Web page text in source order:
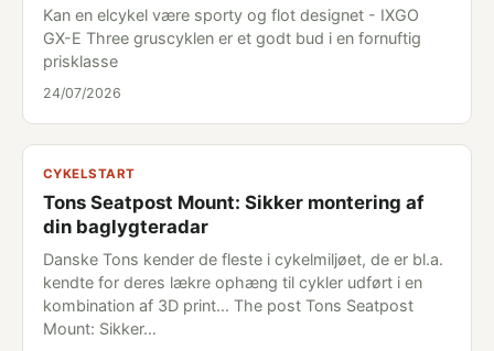
Kan en elcykel være sporty og flot designet - IXGO
GX-E Three gruscyklen er et godt bud i en fornuftig
prisklasse
24/07/2026
CYKELSTART
Tons Seatpost Mount: Sikker montering af
din baglygteradar
Danske Tons kender de fleste i cykelmiljøet, de er bl.a.
kendte for deres lækre ophæng til cykler udført i en
kombination af 3D print... The post Tons Seatpost
Mount: Sikker…